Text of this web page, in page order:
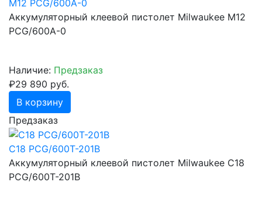
M12 PCG/600A-0
Аккумуляторный клеевой пистолет Milwaukee M12
PCG/600A-0
Наличие: Предзаказ
₽29 890 руб.
В корзину
Предзаказ
C18 PCG/600T-201B
Аккумуляторный клеевой пистолет Milwaukee C18
PCG/600T-201B